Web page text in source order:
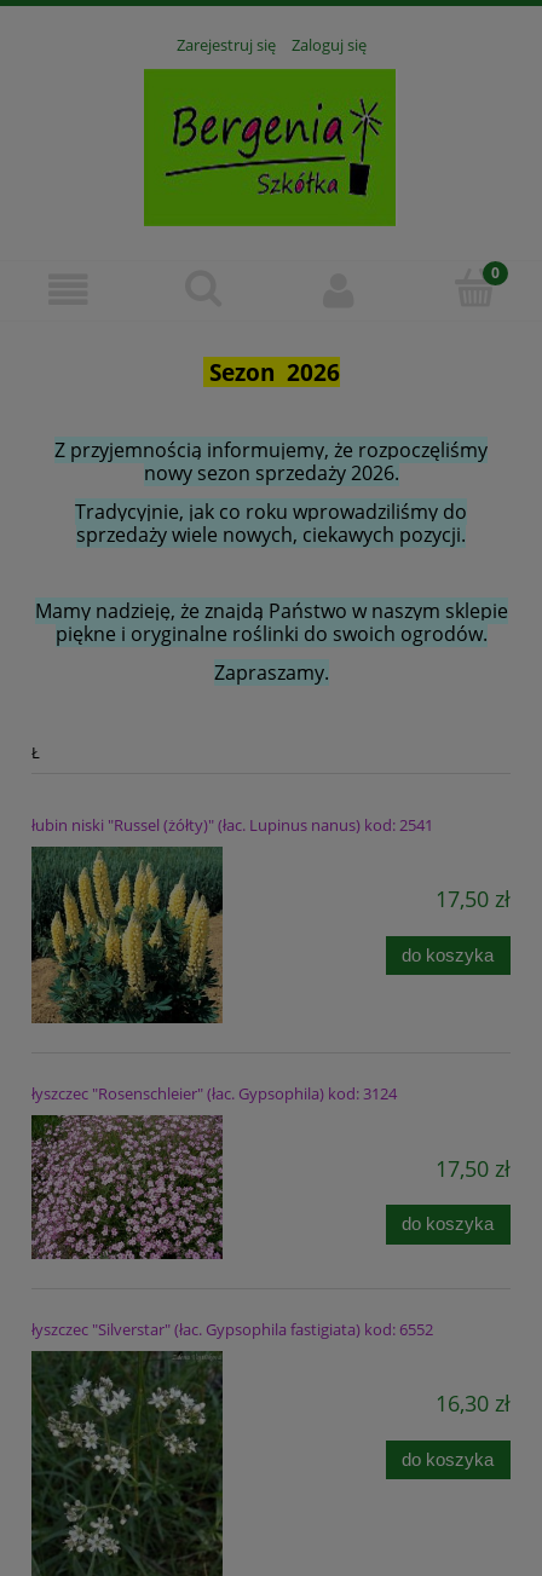
Zarejestruj się Zaloguj się
Sezon 2026
Z przyjemnością informujemy, że rozpoczęliśmy
nowy sezon sprzedaży 2026.
Tradycyjnie, jak co roku wprowadziliśmy do
sprzedaży wiele nowych, ciekawych pozycji.
Mamy nadzieję, że znajdą Państwo w naszym sklepie
piękne i oryginalne roślinki do swoich ogrodów.
Zapraszamy.
Ł
łubin niski "Russel (żółty)" (łac. Lupinus nanus) kod: 2541
17,50 zł
do koszyka
łyszczec "Rosenschleier" (łac. Gypsophila) kod: 3124
17,50 zł
do koszyka
łyszczec "Silverstar" (łac. Gypsophila fastigiata) kod: 6552
16,30 zł
do koszyka